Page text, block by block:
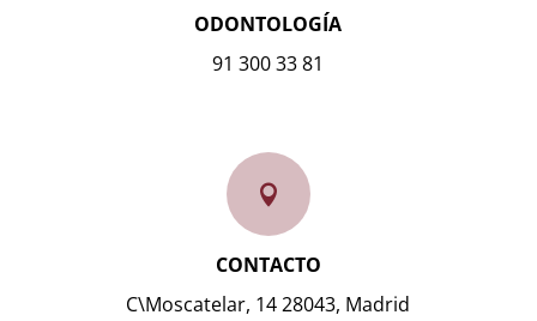
ODONTOLOGÍA
91 300 33 81

CONTACTO
C\Moscatelar, 14 28043, Madrid